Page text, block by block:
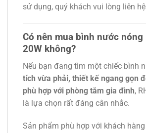
sử dụng, quý khách vui lòng liên
Có nên mua bình nước nóng
20W không?
Nếu bạn đang tìm một chiếc bình
tích vừa phải, thiết kế ngang gọn
phù hợp với phòng tắm gia đình,
là lựa chọn rất đáng cân nhắc.
Sản phẩm phù hợp với khách